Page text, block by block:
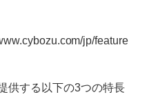
jp/feature
供する以下の3つの特長